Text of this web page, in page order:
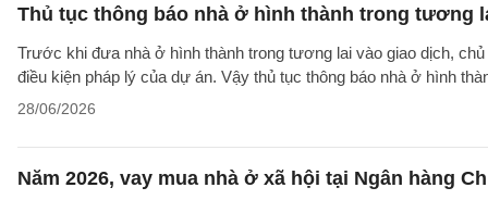
Thủ tục thông báo nhà ở hình thành trong tương
Trước khi đưa nhà ở hình thành trong tương lai vào giao dịch,
điều kiện pháp lý của dự án. Vậy thủ tục thông báo nhà ở hình
28/06/2026
Năm 2026, vay mua nhà ở xã hội tại Ngân hàng